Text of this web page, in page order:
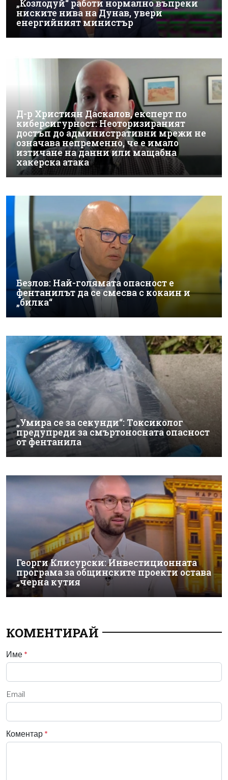
„Козлодуй“ работи нормално въпреки
ниските нива на Дунав, увери
енергийният министър
Д-р Християн Даскалов, експерт по
киберсигурност: Неоторизираният
достъп до административни мрежи не
означава непременно, че е имало
изтичане на данни или мащабна
хакерска атака
Безлов: Най-голямата опасност е
фентанилът да се смесва с кокаин и
„билка“
„Умира се за секунди“: Токсиколог
предупреди за смъртоносната опасност
от фентанила
Георги Клисурски: Инвестиционната
програма за общинските проекти остава
„черна кутия
КОМЕНТИРАЙ
Име *
Email
Коментар *